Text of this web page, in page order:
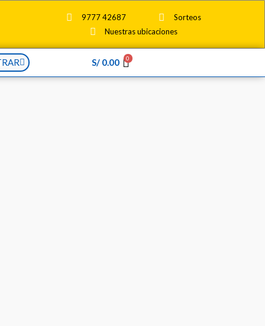
9777 42687
Sorteos
Nuestras ubicaciones
S/0.00 0